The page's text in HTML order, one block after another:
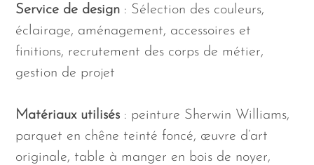
Service de design : Sélection des couleurs,
éclairage, aménagement, accessoires et
finitions, recrutement des corps de métier,
gestion de projet
Matériaux utilisés : peinture Sherwin Williams,
parquet en chêne teinté foncé, œuvre d’art
originale, table à manger en bois de noyer,